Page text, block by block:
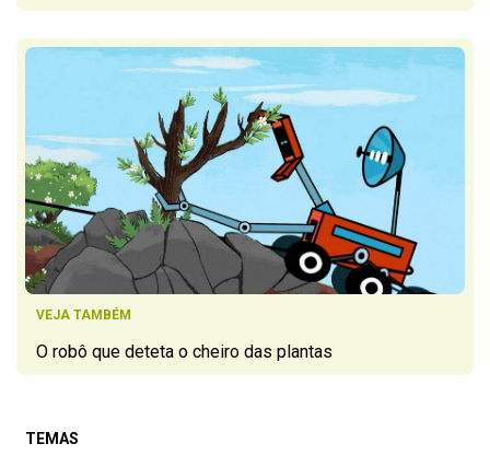
VEJA TAMBÉM
O robô que deteta o cheiro das plantas
TEMAS